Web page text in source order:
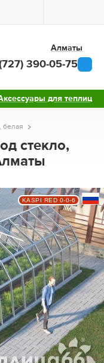
для теплиц
Алматы
390-05-75
белая
стекло,
KASPI RED 0-0-6